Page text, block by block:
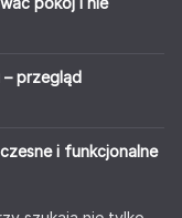
– przegląd
i funkcjonalne